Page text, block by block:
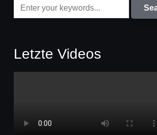
Letzte Videos